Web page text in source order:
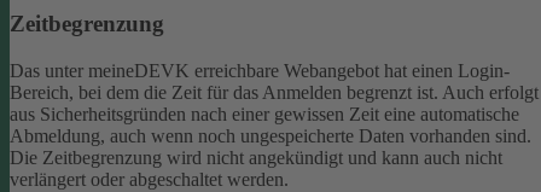
Zeitbegrenzung
Das unter meineDEVK erreichbare Webangebot hat einen Login-
Bereich, bei dem die Zeit für das Anmelden begrenzt ist. Auch erfolgt
aus Sicherheitsgründen nach einer gewissen Zeit eine automatische
Abmeldung, auch wenn noch ungespeicherte Daten vorhanden sind.
Die Zeitbegrenzung wird nicht angekündigt und kann auch nicht
verlängert oder abgeschaltet werden.